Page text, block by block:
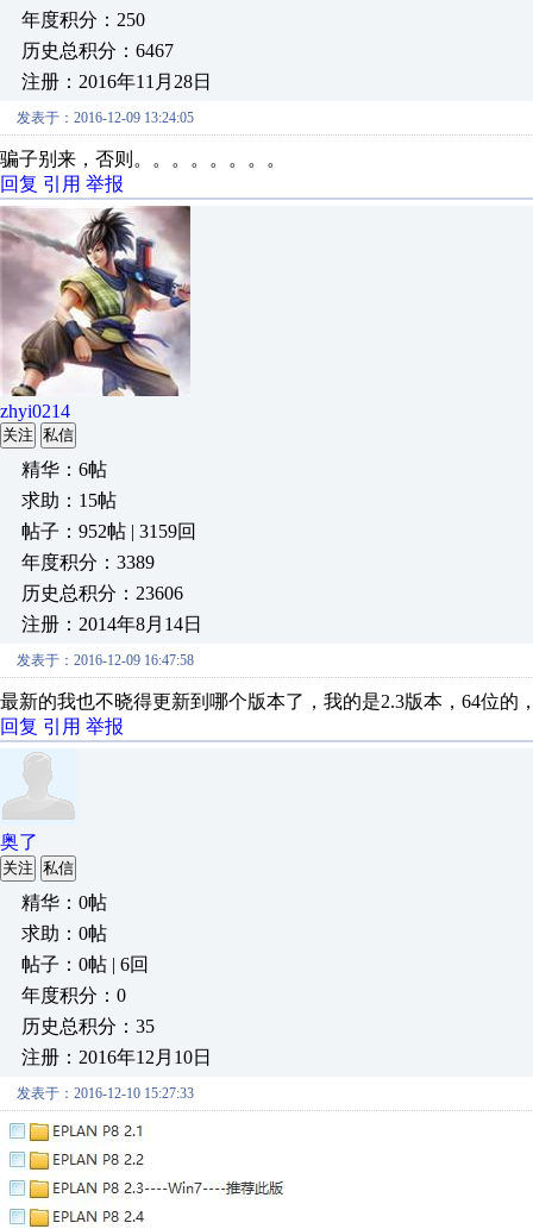
年度积分：250
历史总积分：6467
注册：2016年11月28日
发表于：2016-12-09 13:24:05
骗子别来，否则。。。。。。。。
回复 引用 举报
zhyi0214
关注 私信
精华：6帖
求助：15帖
帖子：952帖 | 3159回
年度积分：3389
历史总积分：23606
注册：2014年8月14日
发表于：2016-12-09 16:47:58
最新的我也不晓得更新到哪个版本了，我的是2.3版本，64位的
回复 引用 举报
奥了
关注 私信
精华：0帖
求助：0帖
帖子：0帖 | 6回
年度积分：0
历史总积分：35
注册：2016年12月10日
发表于：2016-12-10 15:27:33